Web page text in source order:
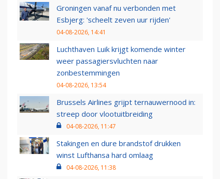
Groningen vanaf nu verbonden met
Esbjerg: 'scheelt zeven uur rijden'
04-08-2026, 14:41
Luchthaven Luik krijgt komende winter
weer passagiersvluchten naar
zonbestemmingen
04-08-2026, 13:54
Brussels Airlines grijpt ternauwernood in:
streep door vlootuitbreiding
04-08-2026, 11:47
Stakingen en dure brandstof drukken
winst Lufthansa hard omlaag
04-08-2026, 11:38